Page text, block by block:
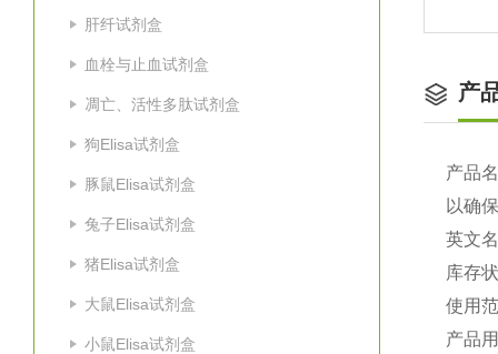
肝纤试剂盒
血栓与止血试剂盒
凋亡、活性多肽试剂盒
狗Elisa试剂盒
豚鼠Elisa试剂盒
兔子Elisa试剂盒
猪Elisa试剂盒
大鼠Elisa试剂盒
小鼠Elisa试剂盒
产
产品
以确
英文
库存
使用
产品